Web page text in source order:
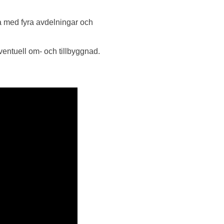
fyra avdelningar och
om- och tillbyggnad.